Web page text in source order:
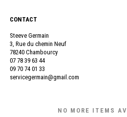
CONTACT
Steeve Germain
3, Rue du chemin Neuf
78240 Chambourcy
07 78 39 63 44
09 70 74 01 33
servicegermain@gmail.com
NO MORE ITEMS